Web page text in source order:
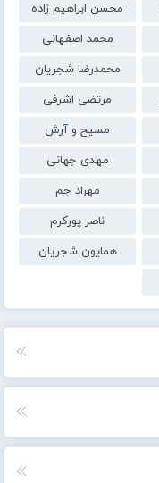
محسن ابراهیم زاده
محمد اصفهانی
محمدرضا شجریان
مرتضی اشرفی
مسیح و آرش
مهدی جهانی
مهراد جم
ناصر پورکرم
همایون شجریان